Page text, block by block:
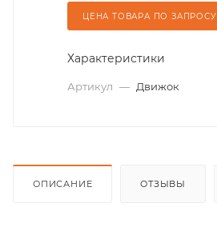
ЦЕНА ТОВАРА ПО ЗАПРОСУ
Характеристики
Артикул — Движок
ОПИСАНИЕ ОТЗЫВЫ